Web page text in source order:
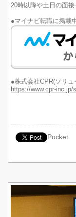
20時以降や土日の面
●マイナビ転職に掲載
●株式会社CPR(ソリ
https://www.cpr-inc.jp/
Pocket